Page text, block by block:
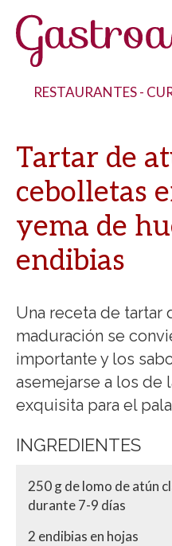
RESTAURANTES-
Tartar de
cebolletas
yema de
endibias
Una receta de tartar
maduración se
importante y los
asemejarse a los de
exquisita para el
INGREDIENTES
250 g de lomo de atún
durante 7-9 días
2 endibias en hojas